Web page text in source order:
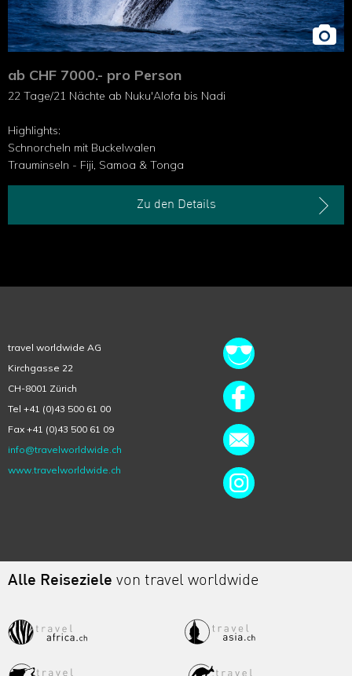
ab CHF 7000.- pro Person
22 Tage/21 Nächte ab Nuku'Alofa bis Nadi
Highlights:
Schnorcheln mit Buckelwalen
Trauminseln - Fiji, Samoa & Tonga
Zu den Details
travel worldwide AG
Kirchgasse 22
CH-8001 Zürich
Tel +41 (0)43 500 61 00
Fax +41 (0)43 500 61 09
info@travelworldwide.ch
www.travelworldwide.ch
Alle Reiseziele von travel worldwide